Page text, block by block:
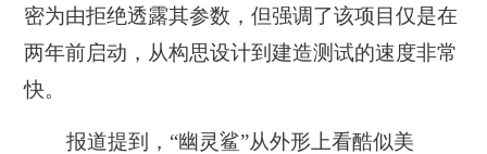
密为由拒绝透露其参数，但强调了该项目仅是在
两年前启动，从构思设计到建造测试的速度非常
快。
报道提到，“幽灵鲨”从外形上看酷似美